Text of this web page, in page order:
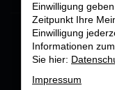
Einwilligung
Zeitpunkt Ihre
Einwilligung
Informationen
Sie hier:
Impressum